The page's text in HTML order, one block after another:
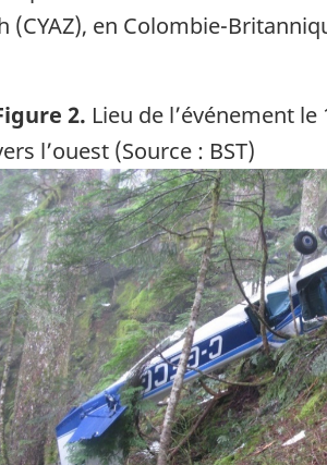
en Colombie-
2. Lieu de l’événement
l’ouest (Source : BST)